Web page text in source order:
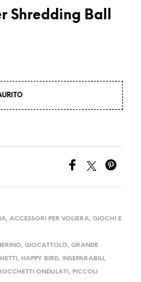
Shredding Ball
, ACCESSORI PER VOLIERA, GIOCHI E
, GIOCATTOLO, GRANDE
, HAPPY BIRD, INSEPARABILI,
ONDULATI, PICCOLI